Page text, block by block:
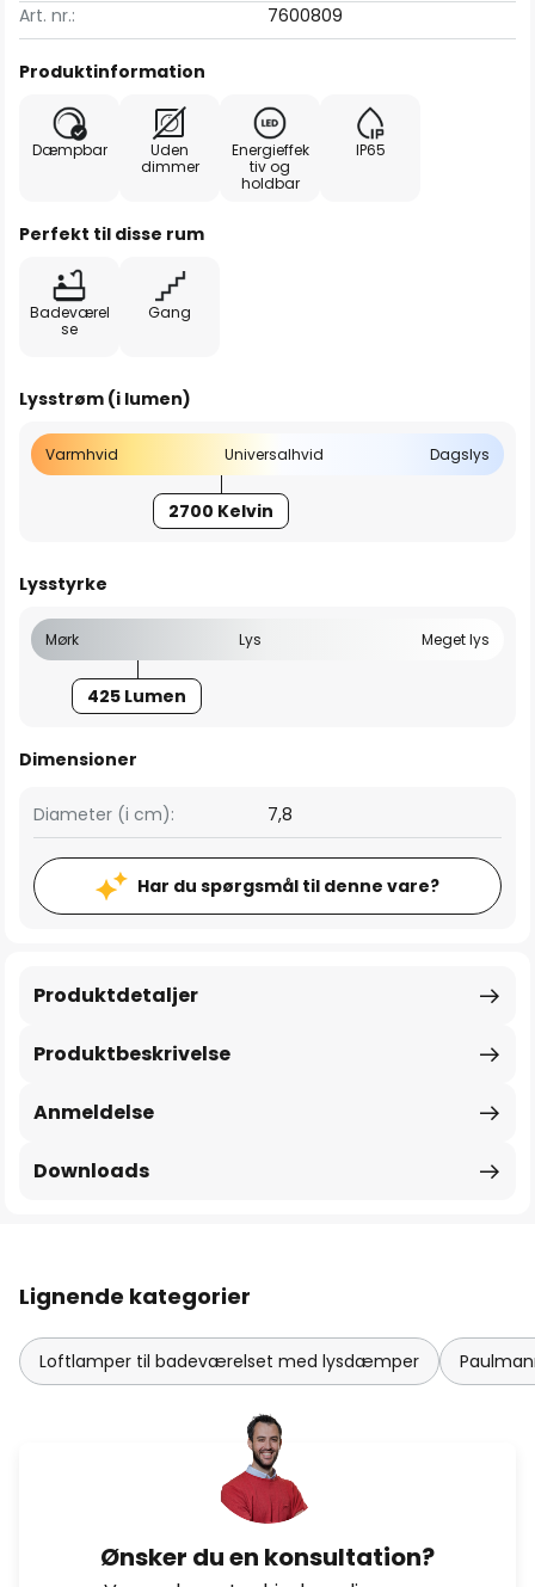
Art. nr.:
7600809
Produktinformation
Dæmpbar
Uden
dimmer
Energieffek
tiv og
holdbar
IP65
Perfekt til disse rum
Badeværel
se
Gang
Lysstrøm (i lumen)
Varmhvid Universalhvid Dagslys
2700 Kelvin
Lysstyrke
Mørk Lys Meget lys
425 Lumen
Dimensioner
Diameter (i cm): 7,8
Har du spørgsmål til denne vare?
Produktbeskrivelse
Produktdetaljer
Anmeldelse
Downloads
Lignende kategorier
Loftlamper til badeværelset med lysdæmper
Ønsker du en konsultation?